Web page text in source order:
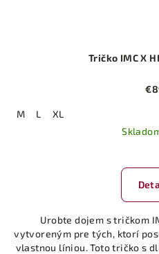
Tričko IMC X
M L
XL
Urobte dojem s tričkom
vytvoreným pre tých, ktorí
vlastnou líniou. Toto tričko s